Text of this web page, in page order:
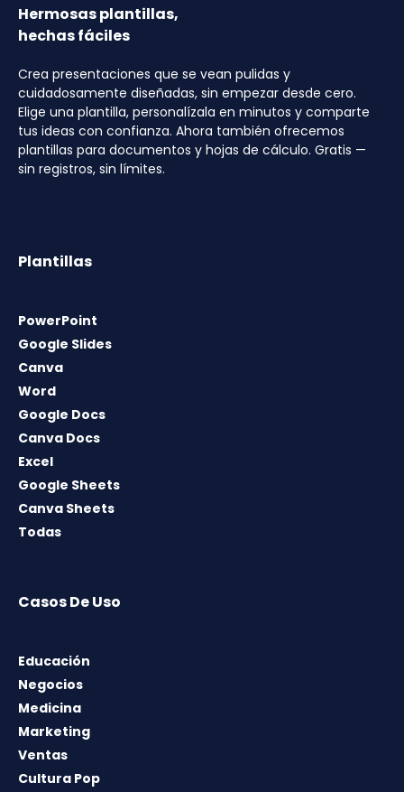
Hermosas plantillas,
hechas fáciles
Crea presentaciones que se vean pulidas y
cuidadosamente diseñadas, sin empezar desde cero.
Elige una plantilla, personalízala en minutos y comparte
tus ideas con confianza. Ahora también ofrecemos
plantillas para documentos y hojas de cálculo. Gratis —
sin registros, sin límites.
Plantillas
PowerPoint
Google Slides
Canva
Word
Google Docs
Canva Docs
Excel
Google Sheets
Canva Sheets
Todas
Casos De Uso
Educación
Negocios
Medicina
Marketing
Ventas
Cultura Pop